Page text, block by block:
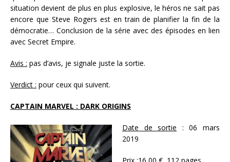
situation devient de plus en plus explosive, le héros ne sait pas
encore que Steve Rogers est en train de planifier la fin de la
démocratie… Conclusion de la série avec des épisodes en lien
avec Secret Empire.
Avis : pas d’avis, je signale juste la sortie.
Verdict : pour ceux qui suivent.
CAPTAIN MARVEL : DARK ORIGINS
Date de sortie : 06 mars
2019